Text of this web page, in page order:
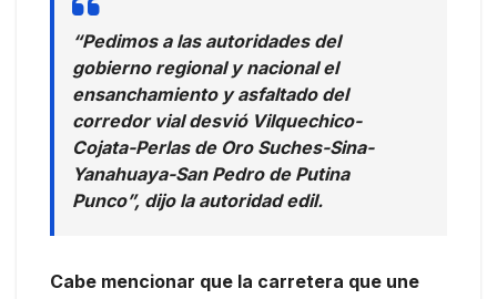
“Pedimos a las autoridades del
gobierno regional y nacional el
ensanchamiento y asfaltado del
corredor vial desvió Vilquechico-
Cojata-Perlas de Oro Suches-Sina-
Yanahuaya-San Pedro de Putina
Punco”, dijo la autoridad edil.
Cabe mencionar que la carretera que une